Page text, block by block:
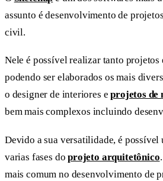
assunto é desenvolvimento de
civil.
Nele é possível realizar tanto projetos
podendo ser elaborados os mais
o designer de interiores eprojetos de
bem mais complexos incluindo
Devido a sua versatilidade, é
varias fases doprojeto arquitetônico
mais comum no desenvolvimento de